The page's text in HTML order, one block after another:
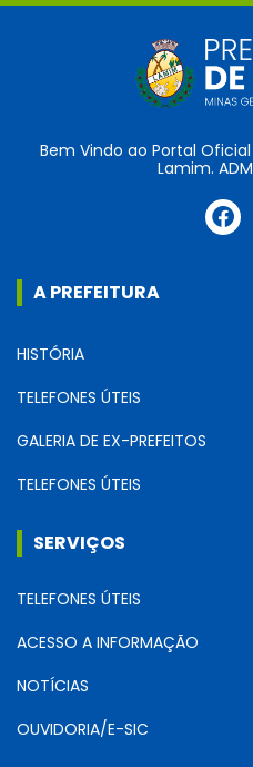
Bem Vindo ao Portal
Lamim.
A PREFEITURA
HISTÓRIA
TELEFONES ÚTEIS
GALERIA DE EX-PREFEITOS
TELEFONES ÚTEIS
SERVIÇOS
TELEFONES ÚTEIS
ACESSO A INFORMAÇÃO
NOTÍCIAS
OUVIDORIA/E-SIC